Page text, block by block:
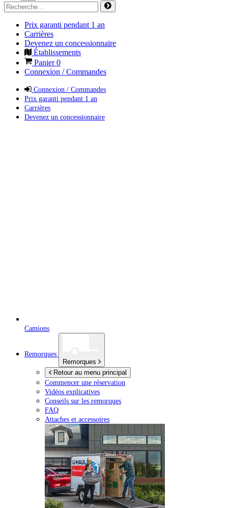
Prix garanti pendant 1 an
Carrières
Devenez un concessionnaire
Établissements
Panier0
Connexion / Commandes
Connexion / Commandes
Prix garanti pendant 1 an
Carrières
Devenez un concessionnaire
Camions
Remorques
Remorques
Retour au menu principal
Commencer une réservation
Vidéos explicatives
Conseils sur les remorques
FAQ
Attaches et accessoires